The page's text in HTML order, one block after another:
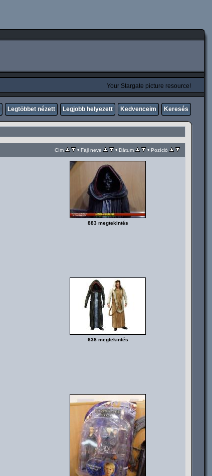
Your Stargate picture resource!
Legtöbbet nézett Legjobb helyezett Kedvenceim Keresés
Cím • Fájl neve • Dátum • Pozíció
883 megtekintés
638 megtekintés